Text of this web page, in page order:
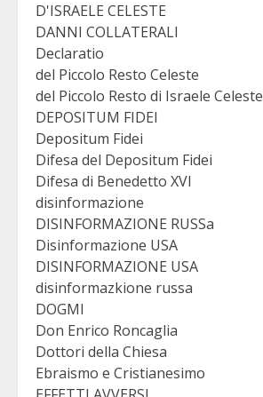
D'ISRAELE CELESTE
DANNI COLLATERALI
Declaratio
del Piccolo Resto Celeste
del Piccolo Resto di Israele Celeste
DEPOSITUM FIDEI
Depositum Fidei
Difesa del Depositum Fidei
Difesa di Benedetto XVI
disinformazione
DISINFORMAZIONE RUSSa
Disinformazione USA
DISINFORMAZIONE USA
disinformazkione russa
DOGMI
Don Enrico Roncaglia
Dottori della Chiesa
Ebraismo e Cristianesimo